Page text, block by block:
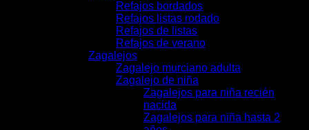
Refajos bordados
Refajos listas rodado
Refajos de listas
Refajos de verano
Zagalejos
Zagalejo murciano adulta
Zagalejo de niña
Zagalejos para niña recién
nacida
Zagalejos para niña hasta 2